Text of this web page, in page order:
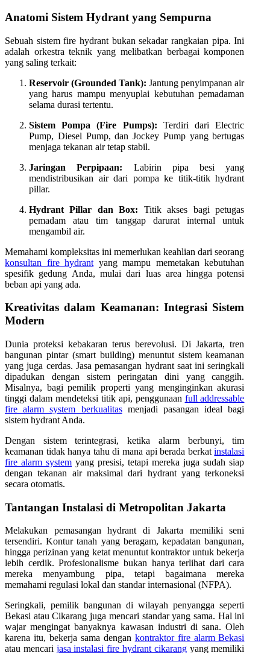
Anatomi Sistem Hydrant yang Sempurna
Sebuah sistem fire hydrant bukan sekadar rangkaian pipa. Ini
adalah orkestra teknik yang melibatkan berbagai komponen
yang saling terkait:
Reservoir (Grounded Tank): Jantung penyimpanan air
yang harus mampu menyuplai kebutuhan pemadaman
selama durasi tertentu.
Sistem Pompa (Fire Pumps): Terdiri dari Electric
Pump, Diesel Pump, dan Jockey Pump yang bertugas
menjaga tekanan air tetap stabil.
Jaringan Perpipaan: Labirin pipa besi yang
mendistribusikan air dari pompa ke titik-titik hydrant
pillar.
Hydrant Pillar dan Box: Titik akses bagi petugas
pemadam atau tim tanggap darurat internal untuk
mengambil air.
Memahami kompleksitas ini memerlukan keahlian dari seorang
konsultan fire hydrant yang mampu memetakan kebutuhan
spesifik gedung Anda, mulai dari luas area hingga potensi
beban api yang ada.
Kreativitas dalam Keamanan: Integrasi Sistem
Modern
Dunia proteksi kebakaran terus berevolusi. Di Jakarta, tren
bangunan pintar (smart building) menuntut sistem keamanan
yang juga cerdas. Jasa pemasangan hydrant saat ini seringkali
dipadukan dengan sistem peringatan dini yang canggih.
Misalnya, bagi pemilik properti yang menginginkan akurasi
tinggi dalam mendeteksi titik api, penggunaan full addressable
fire alarm system berkualitasmenjadi pasangan ideal bagi
sistem hydrant Anda.
Dengan sistem terintegrasi, ketika alarm berbunyi, tim
keamanan tidak hanya tahu di mana api berada berkatinstalasi
fire alarm system yang presisi, tetapi mereka juga sudah siap
dengan tekanan air maksimal dari hydrant yang terkoneksi
secara otomatis.
Tantangan Instalasi di Metropolitan Jakarta
Melakukan pemasangan hydrant di Jakarta memiliki seni
tersendiri. Kontur tanah yang beragam, kepadatan bangunan,
hingga perizinan yang ketat menuntut kontraktor untuk bekerja
lebih cerdik. Profesionalisme bukan hanya terlihat dari cara
mereka menyambung pipa, tetapi bagaimana mereka
memahami regulasi lokal dan standar internasional (NFPA).
Seringkali, pemilik bangunan di wilayah penyangga seperti
Bekasi atau Cikarang juga mencari standar yang sama. Hal ini
wajar mengingat banyaknya kawasan industri di sana. Oleh
karena itu, bekerja sama dengan kontraktor fire alarm Bekasi
atau mencari jasa instalasi fire hydrant cikarangyang memiliki